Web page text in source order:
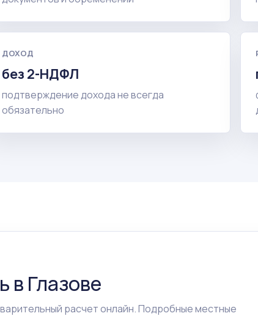
ДОХОД
без 2-НДФЛ
подтверждение дохода не всегда
обязательно
в Глазове
расчет онлайн. Подробные местные